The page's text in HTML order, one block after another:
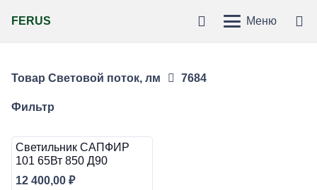
FERUS Меню
Товар Световой поток, лм 7684
Фильтр
Светильник САПФИР
101 65Вт 850 Д90
12 400,00 ₽